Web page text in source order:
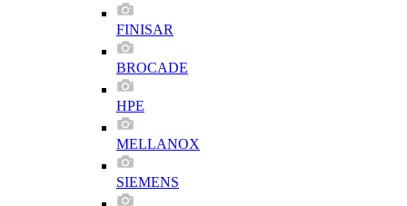
FINISAR
BROCADE
HPE
MELLANOX
SIEMENS